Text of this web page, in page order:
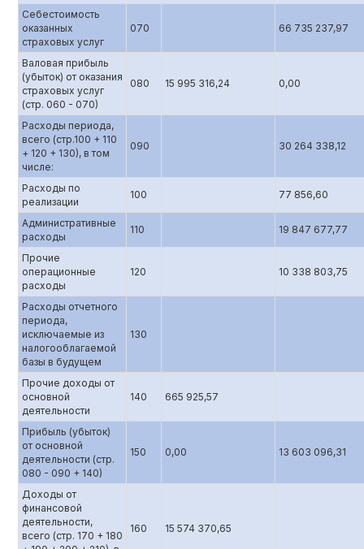
Себестоимость
оказанных
страховых услуг
070 66 735 237,97
Валовая прибыль
(убыток) от оказания
страховых услуг
(стр. 060 - 070)
080 15 995 316,24 0,00
Расходы периода,
всего (стр.100 + 110
+ 120 + 130), в том
числе:
090 30 264 338,12
Расходы по
реализации
100 77 856,60
Административные
расходы
110 19 847 677,77
Прочие
операционные
расходы
120 10 338 803,75
Расходы отчетного
периода,
исключаемые из
налогооблагаемой
базы в будущем
130
Прочие доходы от
основной
деятельности
140 665 925,57
Прибыль (убыток)
от основной
деятельности (стр.
080 - 090 + 140)
150 0,00 13 603 096,31
Доходы от
финансовой
деятельности,
всего (стр. 170 + 180
160 15 574 370,65